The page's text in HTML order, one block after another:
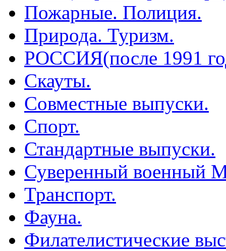
Пожарные. Полиция.
Природа. Туризм.
РОССИЯ(после 1991
Скауты.
Совместные выпуски.
Спорт.
Стандартные выпуски.
Суверенный военный
Транспорт.
Фауна.
Филателистические